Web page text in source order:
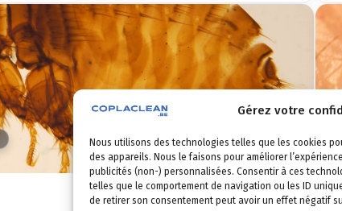
Gérez votre
Nous utilisons des technologies telles que les cookies
des appareils. Nous le faisons pour améliorer
publicités (non-) personnalisées. Consentir à ces
telles que le comportement de navigation ou les ID
de retirer son consentement peut avoir un effet négatif